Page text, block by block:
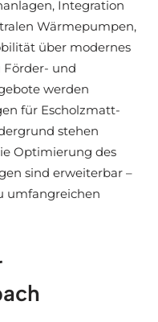
Integration
Wärmepumpen,
über modernes
und
werden
für Escholzmatt-
stehen
Optimierung des
sind erweiterbar –
umfangreichen